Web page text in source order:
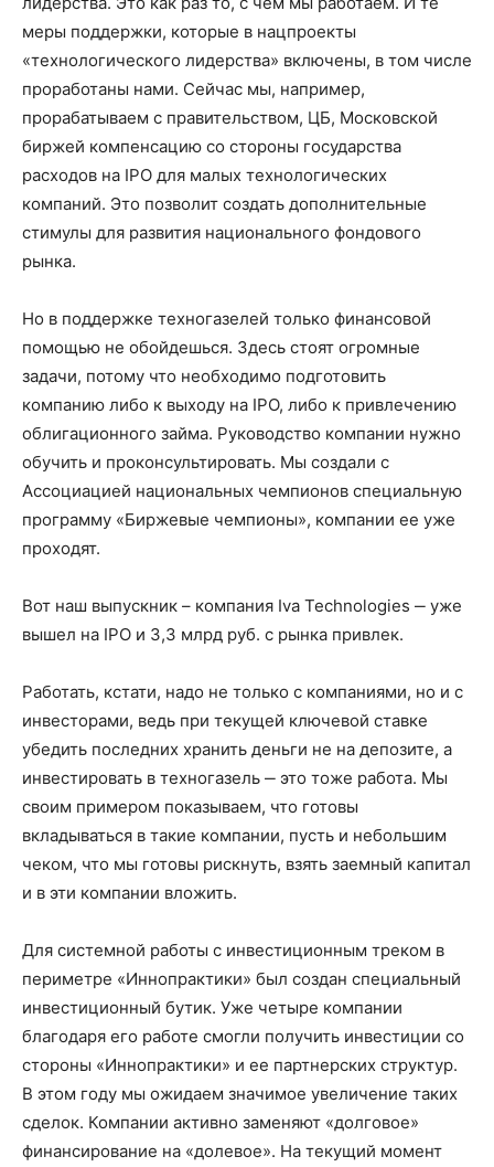
меры поддержки, которые в нацпроекты
«технологического лидерства» включены, в том числе
проработаны нами. Сейчас мы, например,
прорабатываем с правительством, ЦБ, Московской
биржей компенсацию со стороны государства
расходов на IPO для малых технологических
компаний. Это позволит создать дополнительные
стимулы для развития национального фондового
рынка.
Но в поддержке техногазелей только финансовой
помощью не обойдешься. Здесь стоят огромные
задачи, потому что необходимо подготовить
компанию либо к выходу на IPO, либо к привлечению
облигационного займа. Руководство компании нужно
обучить и проконсультировать. Мы создали с
Ассоциацией национальных чемпионов специальную
программу «Биржевые чемпионы», компании ее уже
проходят.
Вот наш выпускник – компания Iva Technologies ‒ уже
вышел на IPO и 3,3 млрд руб. с рынка привлек.
Работать, кстати, надо не только с компаниями, но и с
инвесторами, ведь при текущей ключевой ставке
убедить последних хранить деньги не на депозите, а
инвестировать в техногазель ‒ это тоже работа. Мы
своим примером показываем, что готовы
вкладываться в такие компании, пусть и небольшим
чеком, что мы готовы рискнуть, взять заемный капитал
и в эти компании вложить.
Для системной работы с инвестиционным треком в
периметре «Иннопрактики» был создан специальный
инвестиционный бутик. Уже четыре компании
благодаря его работе смогли получить инвестиции со
стороны «Иннопрактики» и ее партнерских структур.
В этом году мы ожидаем значимое увеличение таких
сделок. Компании активно заменяют «долговое»
финансирование на «долевое». На текущий момент